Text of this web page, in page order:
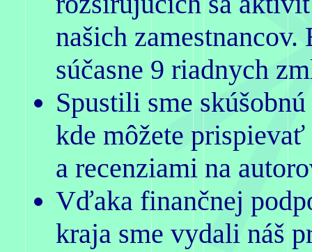
našich
súčasne 9 riadnych
Spustili sme
kde môžete
a recenziami na
Vďaka finančnej
kraja sme vydali náš